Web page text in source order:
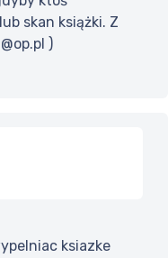
skan książki. Z
)
ksiazke